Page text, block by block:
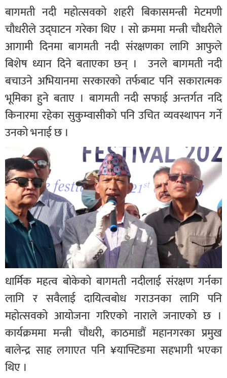
बागमती नदी महोत्सवको शहरी बिकासमन्त्री मेटमणी
चौधरीले उद्घाटन गरेका थिए । सो क्रममा मन्त्री चौधरीले
आगामी दिनमा बागमती नदी संरक्षणका लागि आफुले
बिशेष ध्यान दिने बताएका छन् । उनले बागमती नदी
बचाउने अभियानमा सरकारको तर्फबाट पनि सकारात्मक
भूमिका हुने बताए । बागमती नदी सफाई अन्तर्गत नदि
किनारमा रहेका सुकुम्वासीको पनि उचित व्यवस्थापन गर्ने
उनको भनाई छ ।
धार्मिक महत्व बोकेको बागमती नदीलाई संरक्षण गर्नका
लागि र सवैलाई दायित्वबोध गराउनका लागि पनि
महोत्सवको आयोजना गरिएको नाराले जनाएको छ ।
कार्यक्रममा मन्त्री चौधरी, काठमाडौं महानगरका प्रमुख
बालेन्द्र साह लगाएत पनि ¥याफ्टिङमा सहभागी भएका
थिए ।